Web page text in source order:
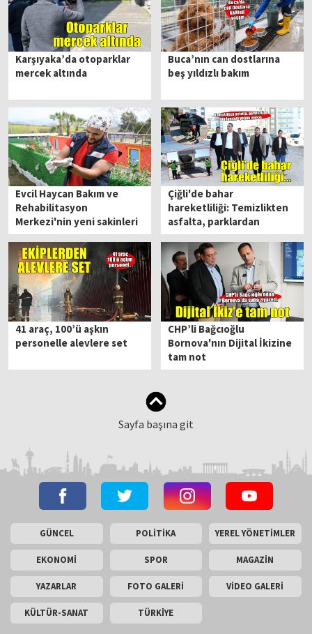
Karşıyaka’da otoparklar
mercek altında
Buca’nın can dostlarına
beş yıldızlı bakım
Evcil Haycan Bakım ve
Rehabilitasyon
Merkezi'nin yeni sakinleri
için özel yaşam alanı
Çiğli'de bahar
hareketliliği: Temizlikten
asfalta, parklardan
budamaya yoğun mesai
41 araç, 100’ü aşkın
personelle alevlere set
CHP’li Bağcıoğlu
Bornova'nın Dijital İkizine
tam not
Sayfa başına git
GÜNCEL POLİTİKA YEREL YÖNETİMLER
EKONOMİ SPOR MAGAZİN
YAZARLAR FOTO GALERİ VİDEO GALERİ
KÜLTÜR-SANAT TÜRKİYE